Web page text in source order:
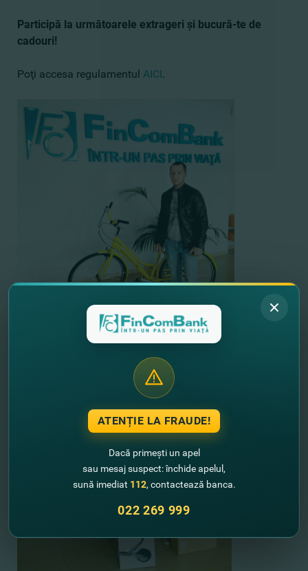
Participă la următoarele extrageri şi bucură-te de
cadouri!
Poţi accesa regulamentul AICI.
ATENȚIE LA FRAUDE!
Dacă primești un apel
sau mesaj suspect: închide apelul,
sună imediat 112, contactează banca.
022 269 999